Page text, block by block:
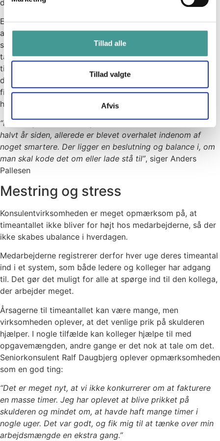
Tillad alle
Tillad valgte
Afvis
den faglige og den personlige mestring.
Erfaringen fra Elbek & Vejrup er også, at man ved at tage
ansvar kan være med til at sikre, at man udvikler både sig
selv og arbejdspladsen. Det betyder, at medarbejderne, i
takt med at de bliver fagligt dygtigere, kan se, hvad de
tidligere har gjort forkert eller kunne have gjort bedre. I
den situation er det vigtigt i samarbejde med lederen at
finde en god balance mellem, hvad de skal lave om, og
hvad de skal lade stå:
“Hos os går det så hurtigt, at det, man har lavet for et
halvt år siden, allerede er blevet overhalet indenom af
noget smartere. Der ligger en beslutning og balance i, om
man skal kode det om eller lade stå til”, siger Anders
Pallesen
Mestring og stress
Konsulentvirksomheden er meget opmærksom på, at
timeantallet ikke bliver for højt hos medarbejderne, så der
ikke skabes ubalance i hverdagen.
Medarbejderne registrerer derfor hver uge deres timeantal
ind i et system, som både ledere og kolleger har adgang
til. Det gør det muligt for alle at spørge ind til den kollega,
der arbejder meget.
Årsagerne til timeantallet kan være mange, men
virksomheden oplever, at det venlige prik på skulderen
hjælper. I nogle tilfælde kan kolleger hjælpe til med
opgavemængden, andre gange er det nok at tale om det.
Seniorkonsulent Ralf Daugbjerg oplever opmærksomheden
som en god ting:
“Det er meget nyt, at vi ikke konkurrerer om at fakturere
en masse timer. Jeg har oplevet at blive prikket på
skulderen og mindet om, at havde haft mange timer i
nogle uger. Det var godt, og fik mig til at tænke over min
arbejdsmængde en ekstra gang.”